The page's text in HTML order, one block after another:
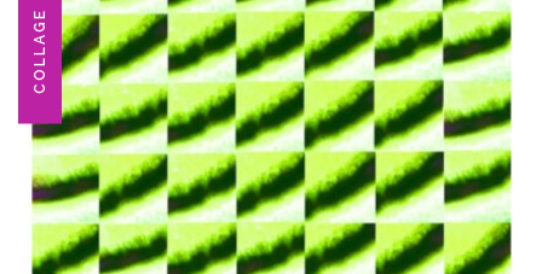
COLLAGE